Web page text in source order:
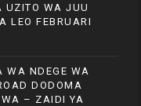
UZITO WA JUU
LEO FEBRUARI
WA NDEGE WA
DODOMA
– ZAIDI YA